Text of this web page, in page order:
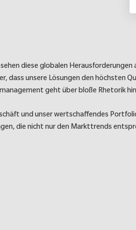
diese globalen
dass unsere Lösungen den höchsten
geht über bloße Rhetorik
und unser wertschaffendes
die nicht nur den Markttrends